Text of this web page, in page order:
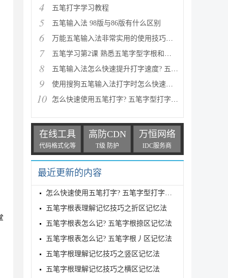
4 五笔打字学习教程
5 五笔输入法 98版与86版有什么区别
6 万能五笔输入法非常实用的使用技巧介绍
7 五笔学习第2课 熟悉五笔字型字根和字根口诀
8 五笔输入法怎么快速提升打字速度? 五笔打字输入法口诀
9 使用搜狗五笔输入法打字时怎么快速调出五笔字根表？
10 怎么快速使用五笔打字? 五笔字型打字的技巧
在线工具
代码格式化等
高防CDN
T级 防护
万恒网络
IDC服务商
最近更新的内容
怎么快速使用五笔打字? 五笔字型打字的技巧
五笔字根表理解记忆技巧之折区记忆法
五笔字根表怎么记? 五笔字根捺区记忆法
五笔字根表怎么记? 五笔字根丿区记忆法
五笔字根理解记忆技巧之竖区记忆法
五笔字根理解记忆技巧之横区记忆法